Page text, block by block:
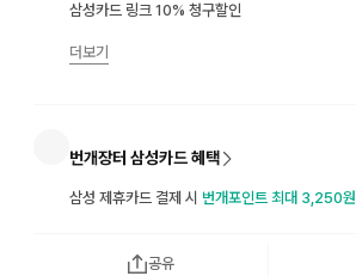
삼성카드 링크 10% 청구할인
더보기
번개장터 삼성카드 혜택
삼성 제휴카드 결제 시 번개포인트 최대 3,250원
공유